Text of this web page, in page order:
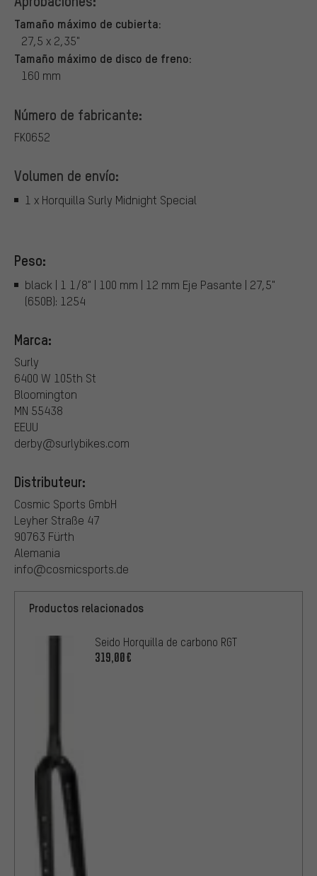
Tamaño máximo de cubierta:
27,5 x 2,35"
Tamaño máximo de disco de freno:
160 mm
Número de fabricante:
FK0652
Volumen de envío:
1 x Horquilla Surly Midnight Special
Peso:
black | 1 1/8" | 100 mm | 12 mm Eje Pasante | 27,5"
(650B): 1254
Marca:
Surly
6400 W 105th St
Bloomington
MN 55438
EEUU
derby@surlybikes.com
Distributeur:
Cosmic Sports GmbH
Leyher Straße 47
90763 Fürth
Alemania
info@cosmicsports.de
Productos relacionados
Seido Horquilla de carbono RGT
319,00€